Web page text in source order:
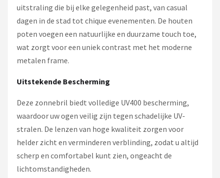
uitstraling die bij elke gelegenheid past, van casual
dagen in de stad tot chique evenementen. De houten
poten voegen een natuurlijke en duurzame touch toe,
wat zorgt voor een uniek contrast met het moderne
metalen frame.
Uitstekende Bescherming
Deze zonnebril biedt volledige UV400 bescherming,
waardoor uw ogen veilig zijn tegen schadelijke UV-
stralen. De lenzen van hoge kwaliteit zorgen voor
helder zicht en verminderen verblinding, zodat u altijd
scherp en comfortabel kunt zien, ongeacht de
lichtomstandigheden.